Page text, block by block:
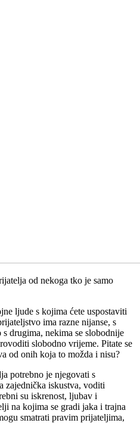
od nekoga tko je samo
ljude s kojima ćete uspostaviti
ima razne nijanse, s
drugima, nekima se slobodnije
slobodno vrijeme. Pitate se
od onih koja to možda i nisu?
potrebno je njegovati s
zajednička iskustva, voditi
su iskrenost, ljubav i
na kojima se gradi jaka i trajna
smatrati pravim prijateljima,